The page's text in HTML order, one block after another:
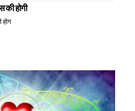
की होगी
होग